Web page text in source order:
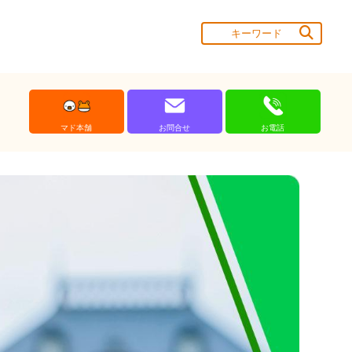
マド本舗 お問合せ お電話